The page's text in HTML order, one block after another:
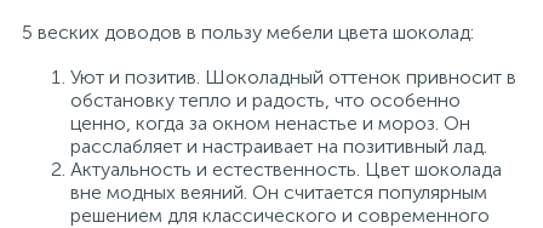
5 веских доводов в пользу мебели цвета шоколад:
Уют и позитив. Шоколадный оттенок привносит в
обстановку тепло и радость, что особенно
ценно, когда за окном ненастье и мороз. Он
расслабляет и настраивает на позитивный лад.
Актуальность и естественность. Цвет шоколада
вне модных веяний. Он считается популярным
решением для классического и современного